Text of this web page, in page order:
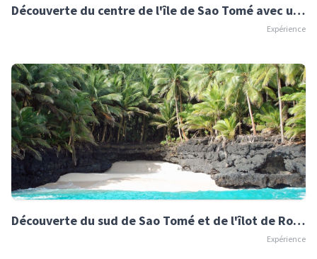
Découverte du centre de l'île de Sao Tomé avec un guide
Expérience
Découverte du sud de Sao Tomé et de l'îlot de Rolas avec un guide
Expérience